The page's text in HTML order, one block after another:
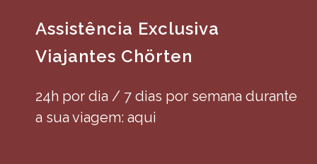
Assistência Exclusiva
Viajantes Chörten
24h por dia / 7 dias por semana durante
a sua viagem: aqui